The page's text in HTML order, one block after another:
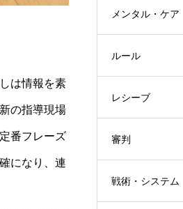
は情報を素
の指導現場
番フレーズ
になり、連
メンタル・ケア
ルール
レシーブ
審判
戦術・システム